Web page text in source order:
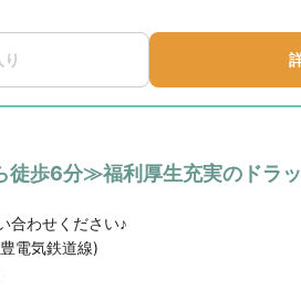
徒歩6分≫福利厚生充実のドラ
合わせください♪
電気鉄道線)